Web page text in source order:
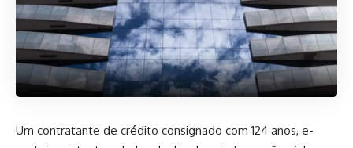
Um contratante de crédito consignado com 124 anos, e-